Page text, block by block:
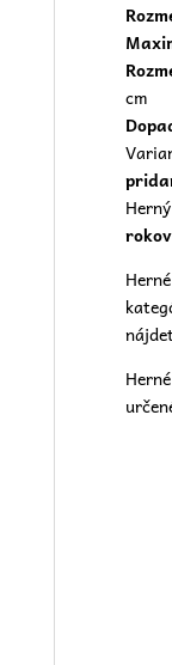
cm
rokov